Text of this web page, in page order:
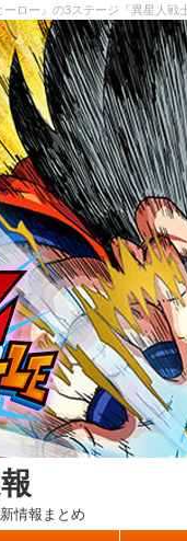
ロー』の3ステージ『異星人
情報まとめ